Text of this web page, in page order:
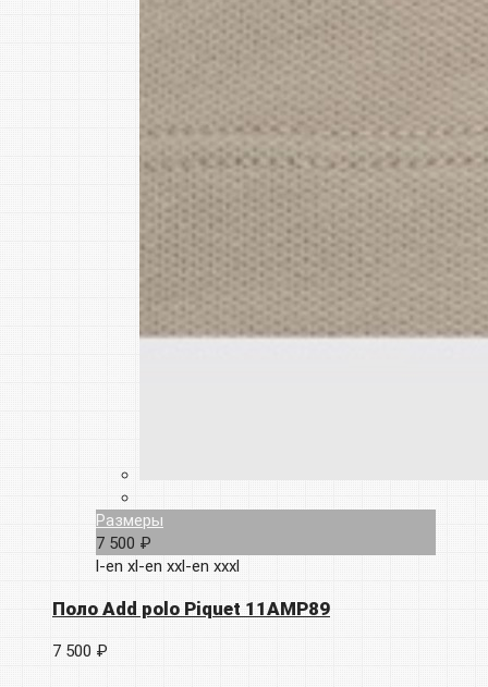
Размеры
7 500 ₽
l-en xl-en xxl-en xxxl
Поло Add polo Piquet 11AMP89
7 500 ₽